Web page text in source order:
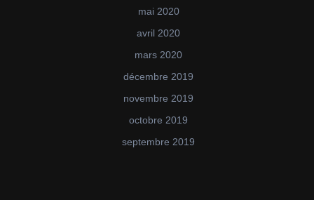
mai 2020
avril 2020
mars 2020
décembre 2019
novembre 2019
octobre 2019
septembre 2019